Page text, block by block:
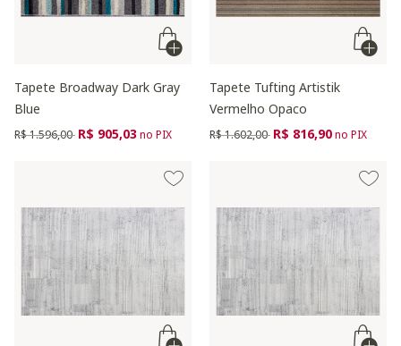
Tapete Broadway Dark Gray
Blue
Preço reduzido de
R$ 1.596,00 para
R$ 905,03no PIX
Tapete Tufting Artistik
Vermelho Opaco
Preço reduzido de
R$ 1.602,00 para
R$ 816,90no PIX